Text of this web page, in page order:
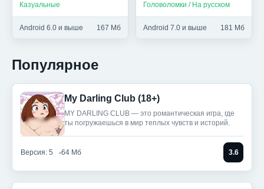
Казуальные
Android 6.0 и выше 167 Мб
Головоломки / На русском
Android 7.0 и выше 181 Мб
Популярное
My Darling Club (18+)
MY DARLING CLUB — это романтическая игра, где
ты погружаешься в мир теплых чувств и историй.
Версия: 5 64 Мб 3.6